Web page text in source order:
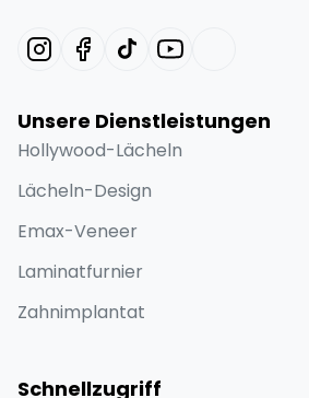
Unsere Dienstleistungen
Hollywood-Lächeln
Lächeln-Design
Emax-Veneer
Laminatfurnier
Zahnimplantat
Schnellzugriff